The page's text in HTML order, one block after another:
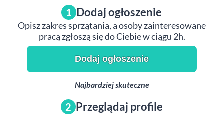
1 Dodaj ogłoszenie
Opisz zakres sprzątania, a osoby zainteresowane
pracą zgłoszą się do Ciebie w ciągu 2h.
Dodaj ogłoszenie
Najbardziej skuteczne
2 Przeglądaj profile